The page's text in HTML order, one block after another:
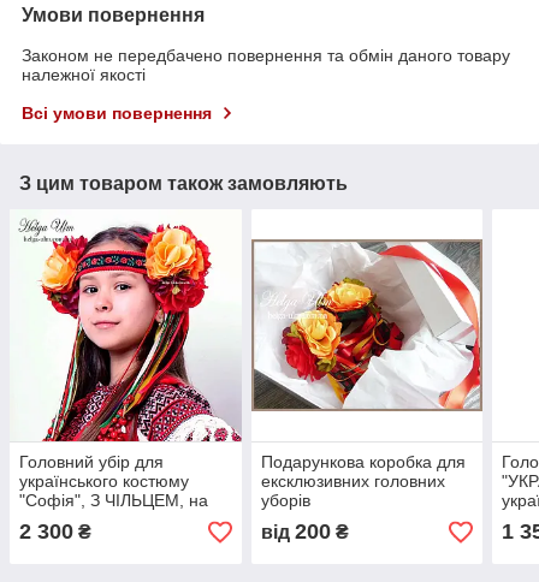
Умови повернення
Законом не передбачено повернення та обмін даного товару
належної якості
Всі умови повернення
З цим товаром також замовляють
Головний убір для
українського костюму
"Софія", З ЧІЛЬЦЕМ, на
2 300 ₴
Подарункова коробка для
ексклюзивних головних
уборів
від 200₴ 1